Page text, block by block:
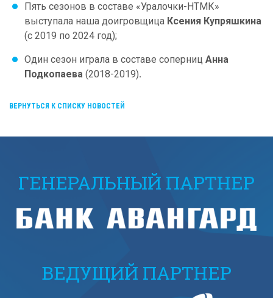
Пять сезонов в составе «Уралочки-НТМК»
выступала наша доигровщица Ксения Купряшкина
(с 2019 по 2024 год);
Один сезон играла в составе соперниц Анна
Подкопаева (2018-2019).
ВЕРНУТЬСЯ К СПИСКУ НОВОСТЕЙ
ГЕНЕРАЛЬНЫЙ ПАРТНЕР
ВЕДУЩИЙ ПАРТНЕР